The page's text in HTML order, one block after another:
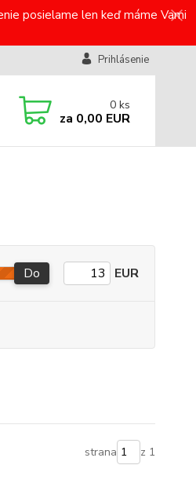
posielame len keď máme Vami
Prihlásenie
0 ks
za 0,00 EUR
Do EUR
strana z 1